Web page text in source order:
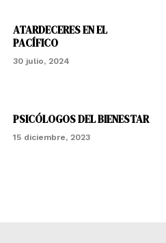
ATARDECERES EN EL
PACÍFICO
30 julio, 2024
PSICÓLOGOS DEL BIENESTAR
15 diciembre, 2023